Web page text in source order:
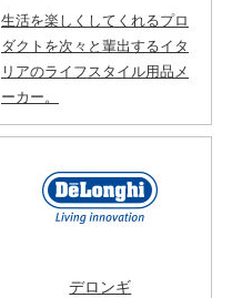
生活を楽しくしてくれるプロ
ダクトを次々と輩出するイタ
リアのライフスタイル用品メ
ーカー。
デロンギ